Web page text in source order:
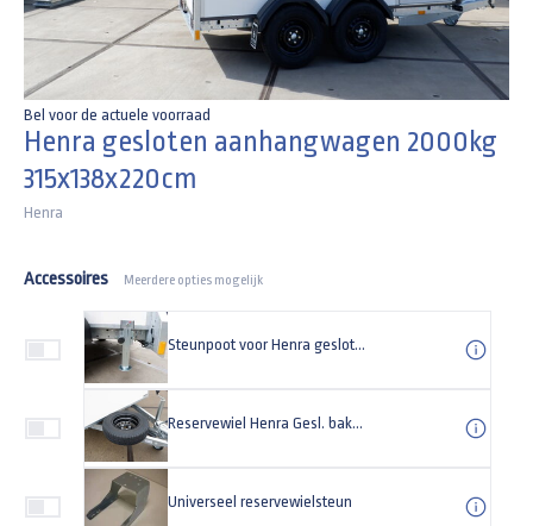
Bel voor de actuele voorraad
Henra gesloten aanhangwagen 2000kg
315x138x220cm
Henra
Accessoires Meerdere opties mogelijk
Steunpoot voor Henra gesloten aanhangwagen (set)
Reservewiel Henra Gesl. bakw. 185/R14
Universeel reservewielsteun